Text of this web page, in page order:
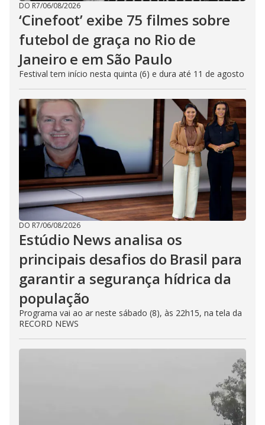
DO R7/06/08/2026
‘Cinefoot’ exibe 75 filmes sobre
futebol de graça no Rio de
Janeiro e em São Paulo
Festival tem início nesta quinta (6) e dura até 11 de agosto
DO R7/06/08/2026
Estúdio News analisa os
principais desafios do Brasil para
garantir a segurança hídrica da
população
Programa vai ao ar neste sábado (8), às 22h15, na tela da
RECORD NEWS